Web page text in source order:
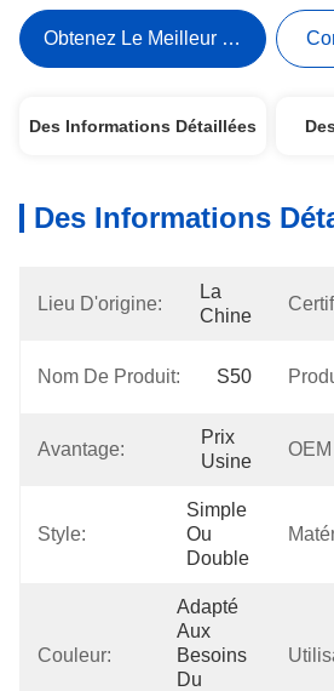
Obtenez Le Meilleur Prix
Des Informations Détaillées
Des Informations
Lieu D'origine:
La
Chine
Nom De Produit: S50
Avantage:
Prix
Usine
Style:
Simple
Ou
Double
Couleur:
Adapté
Aux
Besoins
Du